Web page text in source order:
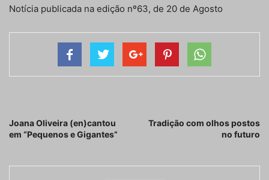
Notícia publicada na edição nº63, de 20 de Agosto
Joana Oliveira (en)cantou
em “Pequenos e Gigantes”
Tradição com olhos postos
no futuro